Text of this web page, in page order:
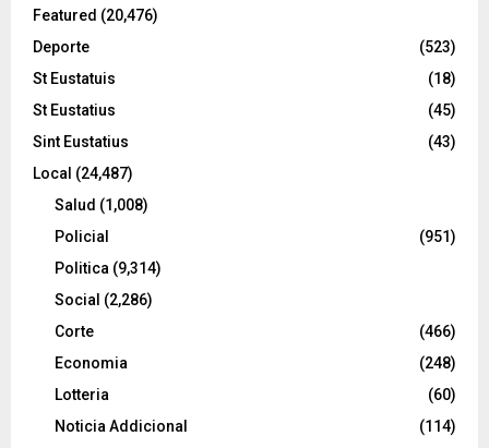
Featured (20,476)
Deporte
(523)
St Eustatuis
(18)
St Eustatius
(45)
Sint Eustatius
(43)
Local (24,487)
Salud (1,008)
Policial
(951)
Politica (9,314)
Social (2,286)
Corte
(466)
Economia
(248)
Lotteria
(60)
Noticia Addicional
(114)